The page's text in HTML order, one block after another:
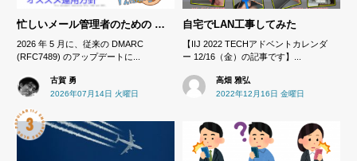
忙しいメール管理者のための RFC7489 から見直すべき「3 つのポイント」とオススメ運用方針 ── RFC9989 で DMARC はどう変わった?
2026 年 5 月に、従来の DMARC
(RFC7489) のアップデートに...
古賀 勇
2026年07月14日 火曜日
自宅でLAN工事してみた
【IIJ 2022 TECHアドベントカレンダ
ー 12/16（金）の記事です】...
高畑 雅弘
2022年12月16日 金曜日